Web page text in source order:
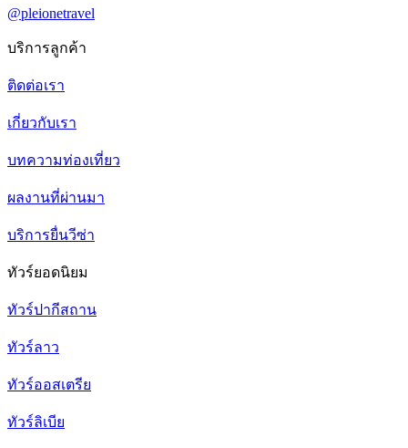
@pleionetravel
บริการลูกค้า
ติดต่อเรา
เกี่ยวกับเรา
บทความท่องเที่ยว
ผลงานที่ผ่านมา
บริการยื่นวีซ่า
ทัวร์ยอดนิยม
ทัวร์ปากีสถาน
ทัวร์ลาว
ทัวร์ออสเตรีย
ทัวร์ลิเบีย